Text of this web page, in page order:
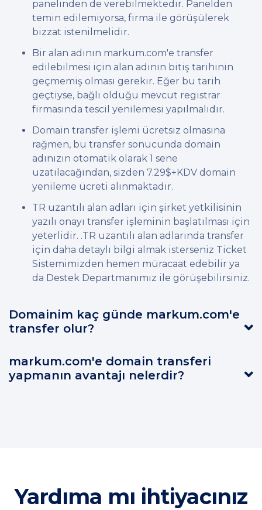
panelinden de verebilmektedir. Panelden
temin edilemiyorsa, firma ile görüşülerek
bizzat istenilmelidir.
Bir alan adının markum.com'e transfer
edilebilmesi için alan adının bitiş tarihinin
geçmemiş olması gerekir. Eğer bu tarih
geçtiyse, bağlı olduğu mevcut registrar
firmasında tescil yenilemesi yapılmalıdır.
Domain transfer işlemi ücretsiz olmasına
rağmen, bu transfer sonucunda domain
adınızın otomatik olarak 1 sene
uzatılacağından, sizden 7.29$+KDV domain
yenileme ücreti alınmaktadır.
TR uzantılı alan adları için şirket yetkilisinin
yazılı onayı transfer işleminin başlatılması için
yeterlidir. .TR uzantılı alan adlarında transfer
için daha detaylı bilgi almak isterseniz Ticket
Sistemimizden hemen müracaat edebilir ya
da Destek Departmanımız ile görüşebilirsiniz.
Domainim kaç günde markum.com'e
transfer olur?
markum.com'e domain transferi
yapmanın avantajı nelerdir?
Yardıma mı ihtiyacınız